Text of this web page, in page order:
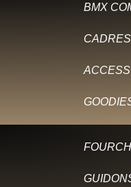
BMX
CADRES